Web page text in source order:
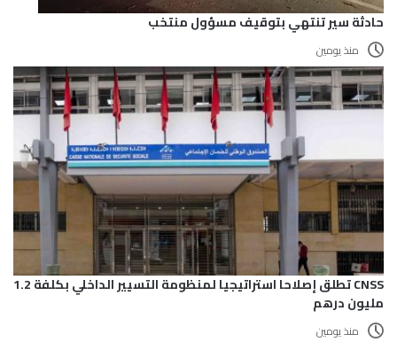
حادثة سير تنتهي بتوقيف مسؤول منتخب
منذ يومين
CNSS تطلق إصلاحا استراتيجيا لمنظومة التسيير الداخلي بكلفة 1.2
مليون درهم
منذ يومين